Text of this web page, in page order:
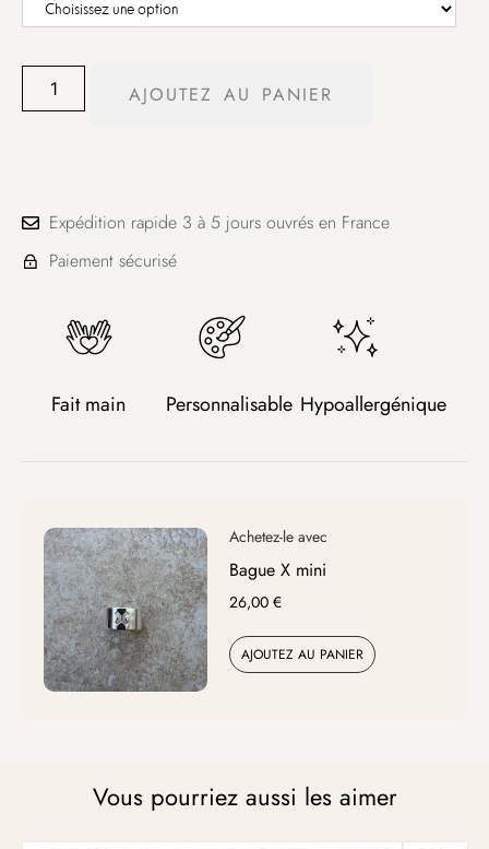
AJOUTEZ AU PANIER
Expédition rapide 3 à 5 jours ouvrés en France
Paiement sécurisé
Fait main Personnalisable Hypoallergénique
Bague X mini
26,00 €
AJOUTEZ AU PANIER
Vous pourriez aussi les aimer